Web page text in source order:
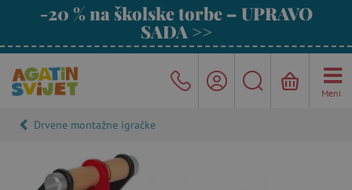
-20 % na školske torbe – UPRAVO
SADA >>
Meni
Drvene montažne igračke